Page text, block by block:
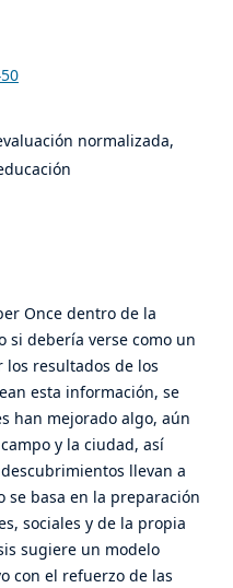
normalizada,
Once dentro de la
si debería verse como un
resultados de los
esta información, se
han mejorado algo, aún
y la ciudad, así
llevan a
se basa en la preparación
sociales y de la propia
sugiere un modelo
con el refuerzo de las